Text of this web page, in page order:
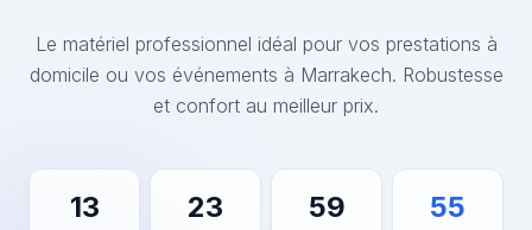
Le matériel professionnel idéal pour vos prestations à
domicile ou vos événements à Marrakech. Robustesse
et confort au meilleur prix.
13 23 59 55